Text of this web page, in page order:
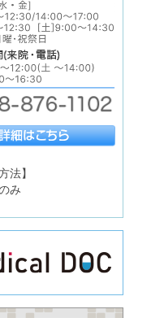
法】
み